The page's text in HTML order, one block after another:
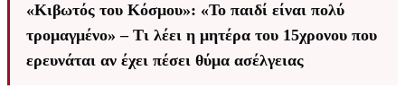
«Κιβωτός του Κόσμου»: «Το παιδί είναι πολύ
τρομαγμένο» – Τι λέει η μητέρα του 15χρονου που
ερευνάται αν έχει πέσει θύμα ασέλγειας